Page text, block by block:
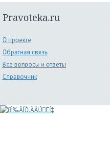
Pravoteka.ru
О проекте
Обратная связь
Все вопросы и ответы
Справочник